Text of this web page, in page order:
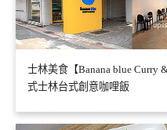
士林美食【Banana blue Curry
式士林台式創意咖哩飯